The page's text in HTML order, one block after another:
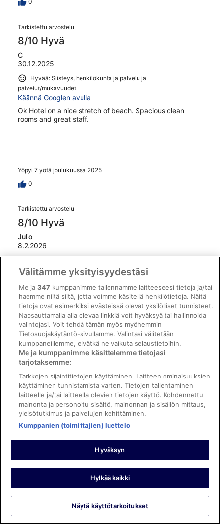
0
Tarkistettu arvostelu
8/10 Hyvä
C
30.12.2025
Hyvää: Siisteys, henkilökunta ja palvelu ja
palvelut/mukavuudet
Käännä Googlen avulla
Ok Hotel on a nice stretch of beach. Spacious clean
rooms and great staff.
Yöpyi 7 yötä joulukuussa 2025
0
Tarkistettu arvostelu
8/10 Hyvä
Julio
8.2.2026
palvelut/mukavuudet
Käännä Googlen avulla
Great amenities. Excellent food. Value for money.
Yöpyi 7 yötä helmikuussa 2026
0
Tarkistettu arvostelu
8/10 Hyvä
1.5.2026
Hyvää: Henkilökunta ja palvelu
Käännä Googlen avulla
Location directly next to the sand dunes and very nice
sandy beach is perfect, if not rather unique on
inclusive services all day are sufficient what is needed
during a beach vacation. Price is very good if comparing
including food, drinks etc which are all included. To be
avoided for people who look for a luxurious and modern
hotel.
Näytä enemmän
0
Välitämme yksityisyydestäsi
Me ja347 kumppanimme tallennamme laitteeseesi tietoja ja/tai
haemme niitä siitä, jotta voimme käsitellä henkilötietoja. Näitä
tietoja ovat esimerkiksi evästeissä olevat yksilölliset tunnisteet.
Napsauttamalla alla olevaa linkkiä voit hyväksyä tai hallinnoida
valintojasi. Voit tehdä tämän myös myöhemmin
Tietosuojakäytäntö-sivullamme. Valintasi välitetään
kumppaneillemme, eivätkä ne vaikuta selaustietoihin.
Me ja kumppanimme käsittelemme tietojasi
tarjotaksemme:
Tarkkojen sijaintitietojen käyttäminen. Laitteen ominaisuuksien
käyttäminen tunnistamista varten. Tietojen tallentaminen
laitteelle ja/tai laitteella olevien tietojen käyttö. Kohdennettu
mainonta ja personoitu sisältö, mainonnan ja sisällön mittaus,
yleisötutkimus ja palvelujen kehittäminen.
Kumppanien (toimittajien) luettelo
Hyväksyn
Hylkää kaikki
Näytä käyttötarkoitukset